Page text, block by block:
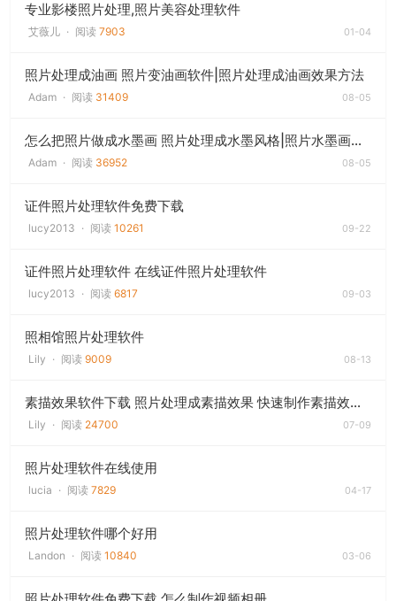
专业影楼照片处理,照片美容处理软件
艾薇儿 · 阅读 7903 01-04
照片处理成油画 照片变油画软件|照片处理成油画效果方法
Adam · 阅读 31409 08-05
怎么把照片做成水墨画 照片处理成水墨风格|照片水墨画效果制作教程
Adam · 阅读 36952 08-05
证件照片处理软件免费下载
lucy2013 · 阅读 10261 09-22
证件照片处理软件 在线证件照片处理软件
lucy2013 · 阅读 6817 09-03
照相馆照片处理软件
Lily · 阅读 9009 08-13
素描效果软件下载 照片处理成素描效果 快速制作素描效果图片
Lily · 阅读 24700 07-09
照片处理软件在线使用
lucia · 阅读 7829 04-17
照片处理软件哪个好用
Landon · 阅读 10840 03-06